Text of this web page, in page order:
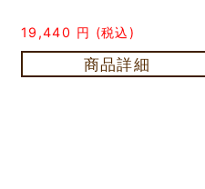
19,440 円 (税込)
商品詳細